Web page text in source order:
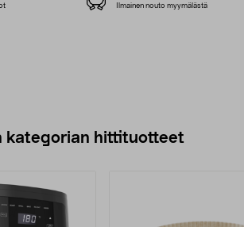
Ilmainen nouto myymälästä
kategorian hittituotteet